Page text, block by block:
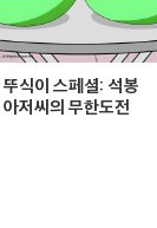
11:00 백앤아:
뚜식이 스페셜: 석봉
아저씨의 무한도전